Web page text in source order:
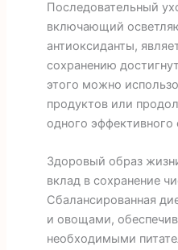
Последовательный
включающий
антиоксиданты,
сохранению
этого можно
продуктов или
одного эффективного
Здоровый образ
вклад в сохранение
Сбалансированная
и овощами,
необходимыми